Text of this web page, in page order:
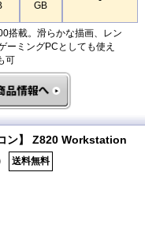
GB
搭載。滑らかな描画、レン
ーミングPCとしても使え
可
ン】 Z820 Workstation
送料無料